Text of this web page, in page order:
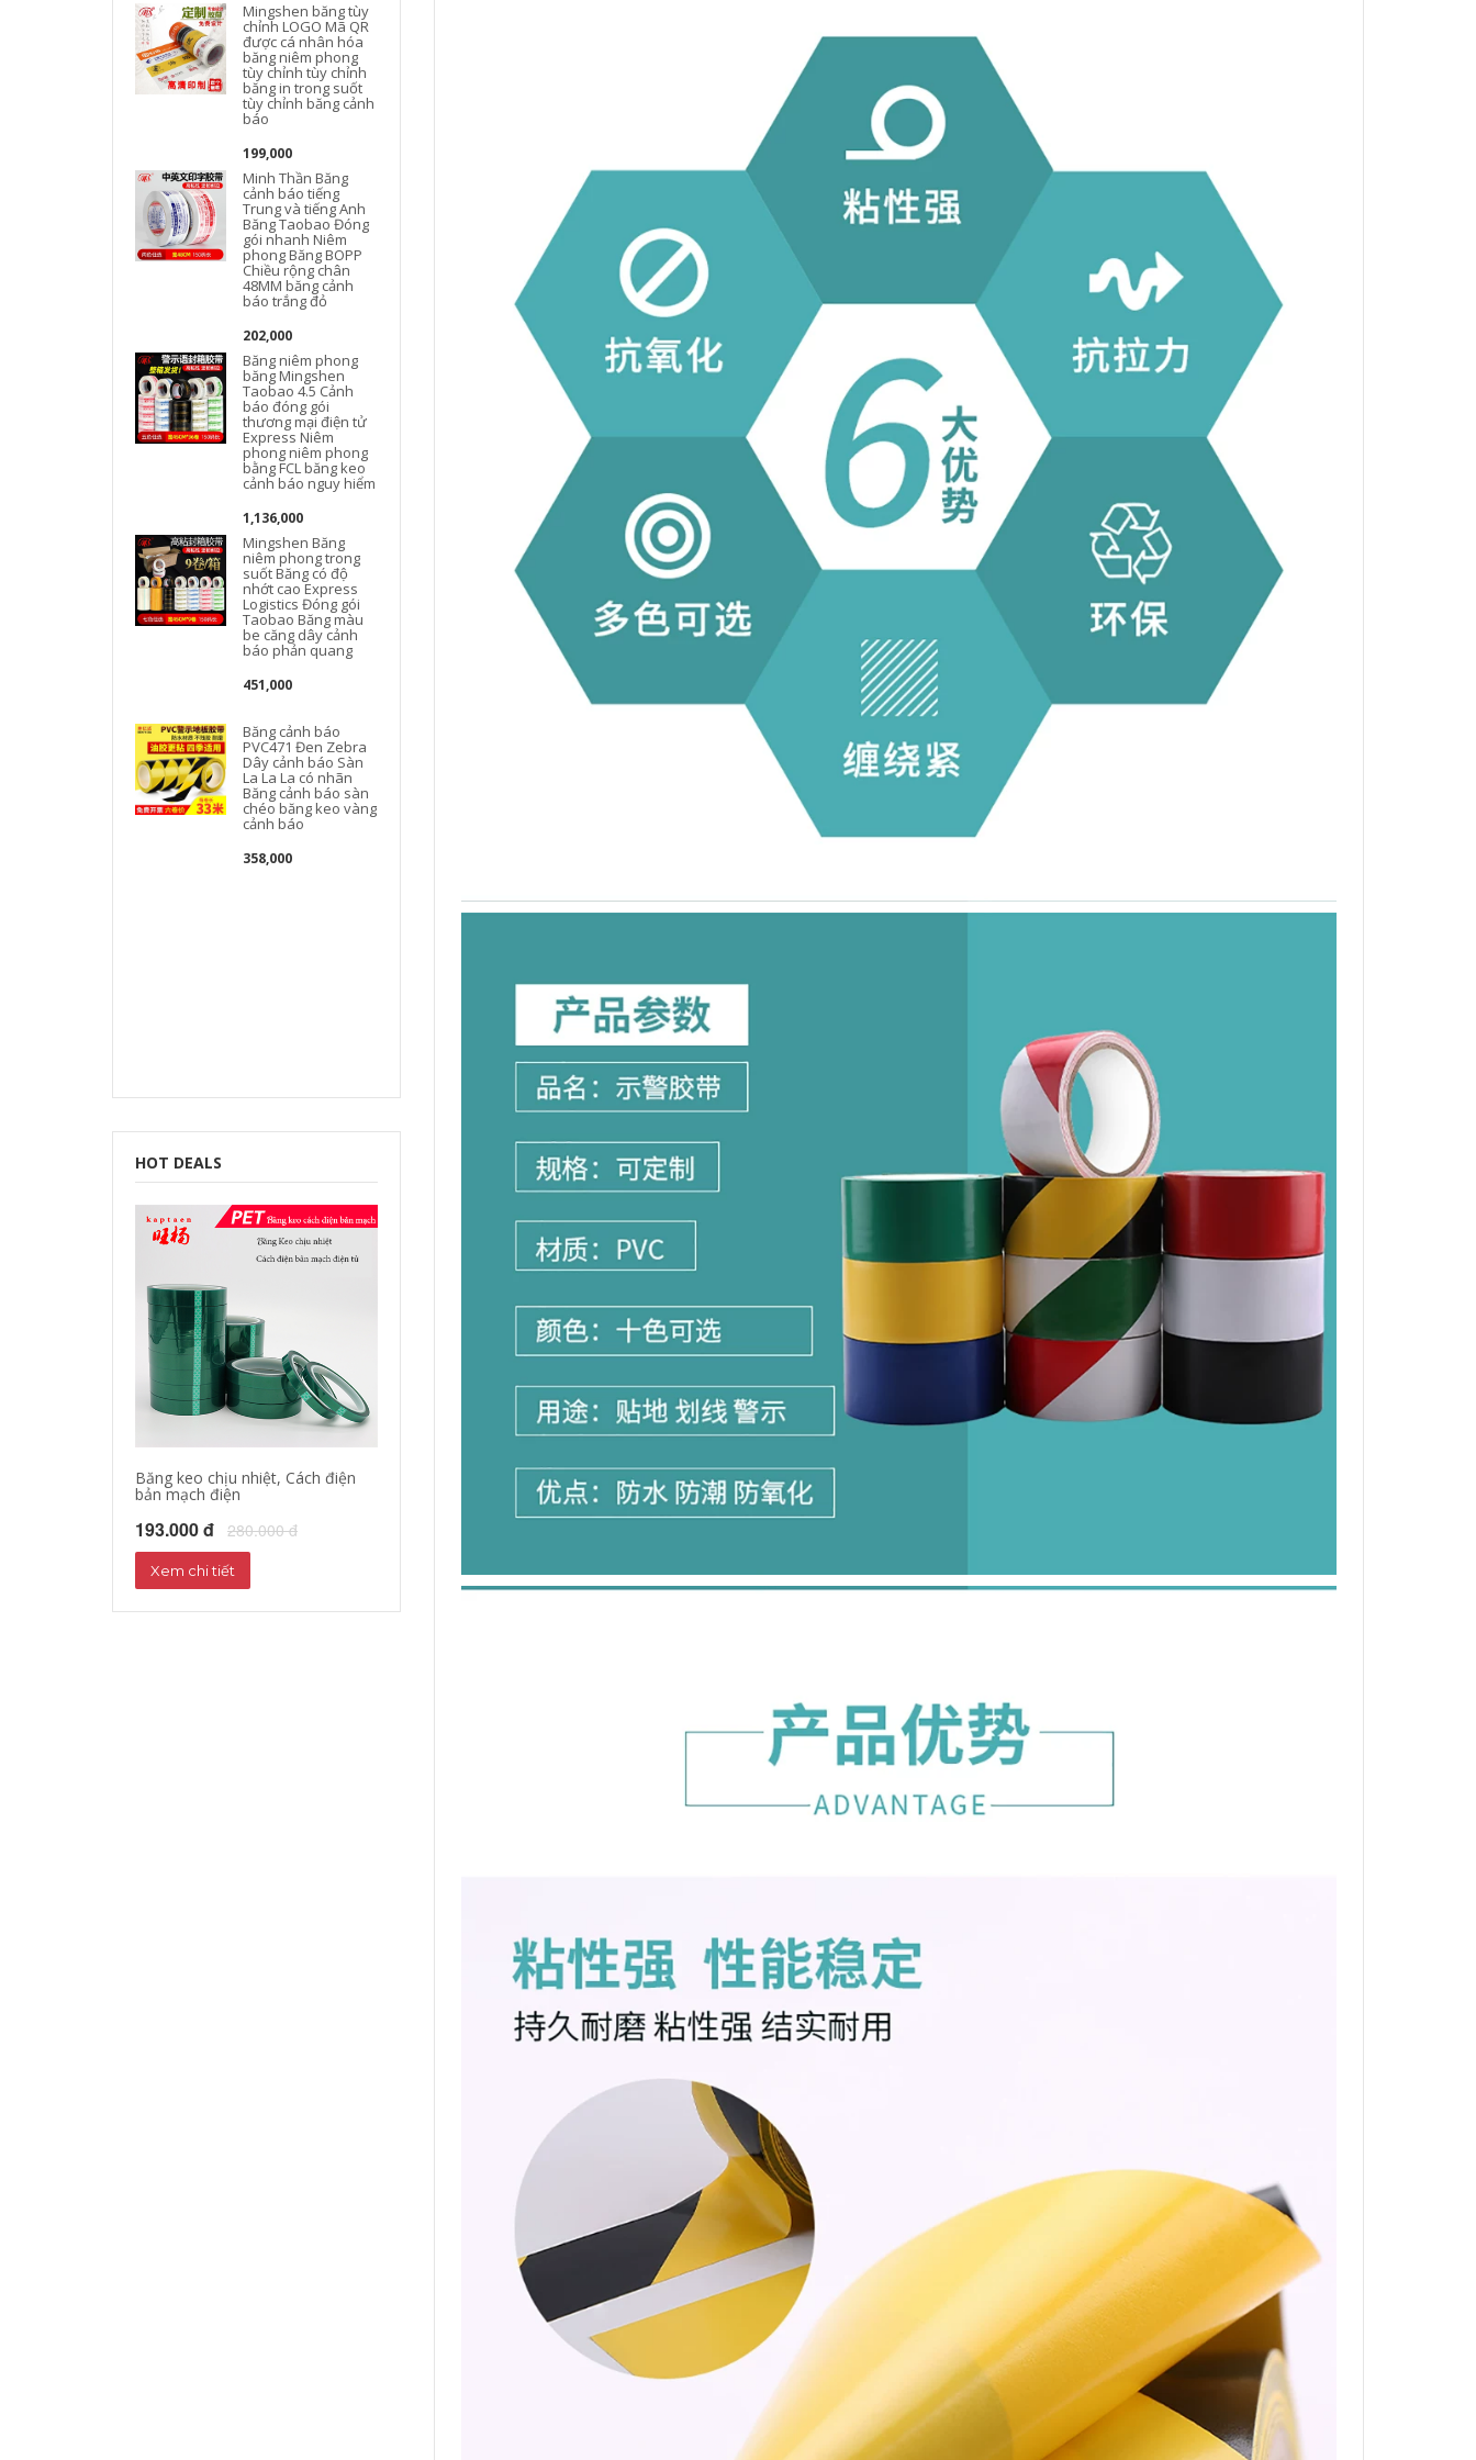
Mingshen băng tùy
chỉnh LOGO Mã QR
được cá nhân hóa
băng niêm phong
tùy chỉnh tùy chỉnh
băng in trong suốt
tùy chỉnh băng cảnh
báo
199,000
Minh Thần Băng
cảnh báo tiếng
Trung và tiếng Anh
Băng Taobao Đóng
gói nhanh Niêm
phong Băng BOPP
Chiều rộng chân
48MM băng cảnh
báo trắng đỏ
202,000
Băng niêm phong
băng Mingshen
Taobao 4.5 Cảnh
báo đóng gói
thương mại điện tử
Express Niêm
phong niêm phong
bằng FCL băng keo
cảnh báo nguy hiểm
1,136,000
Mingshen Băng
niêm phong trong
suốt Băng có độ
nhớt cao Express
Logistics Đóng gói
Taobao Băng màu
be căng dây cảnh
báo phản quang
451,000
Băng cảnh báo
PVC471 Đen Zebra
Dây cảnh báo Sàn
La La La có nhãn
Băng cảnh báo sàn
chéo băng keo vàng
cảnh báo
358,000
vàng PVC Zebra
Dây cảnh báo cách
ly Nhận dạng Dán
sàn Sàn băng Màu
5S Định vị Scribe
Băng sàn chống
thấm băng cảnh báo
trắng đỏ
199,000
PVC 471 Băng cảnh
báo Đen Vàng Đen
Ngựa vằn Dây cảnh
báo Sàn nhãn Bề
mặt Surf Scribe
Băng định vị băng
cảnh báo tam giác
Băng keo đánh dấu
sàn cảnh báo chống
tĩnh điện Keo dán
sàn Trung Quốc và
Tiếng Anh bảo vệ
tĩnh điện không
bám bụi xưởng
đánh dấu sàn Keo
dán sàn báo giá
băng cảnh báo cáp
Benyida 471 băng
cảnh báo chéo màu
Green Mara Băng
nhỏ Băng dính màu
nhớt cao Băng nhận
dạng cuộn dây băng
báo hiệu cáp ngầm
184,000
Băng cảnh báo từ
màu xanh lá cây
màu trắng Băng
đóng gói 4.2 Độ dày
có sẵn 2.4 Băng đen
193,000
10 khối dừng Đỏ /
Đen / Cảnh báo
Cảnh báo / In Băng
cảnh báo Hộp in
10 khối lượng cảnh
báo Warven Băng
niêm phong trong
tiếng Anh Dừng từ
dưới trong suốt từ
đỏ 72mm * 60m In
203,000
10 khối lượng cảnh
báo tiếng Anh trong
suốt màu đỏ CẢNH
BÁO CẢNH BÁO
Băng giấy Cảnh báo
10 Rolls tiếng Anh
Dừng tiếng Đức
Cảnh báo Ngôn ngữ
cảnh báo Tắc In
niêm phong Băng
keo
199,000
HOT DEALS
Băng keo chịu nhiệt, Cách điện
bản mạch điện
193.000 đ 280.000 đ
Xem chi tiết